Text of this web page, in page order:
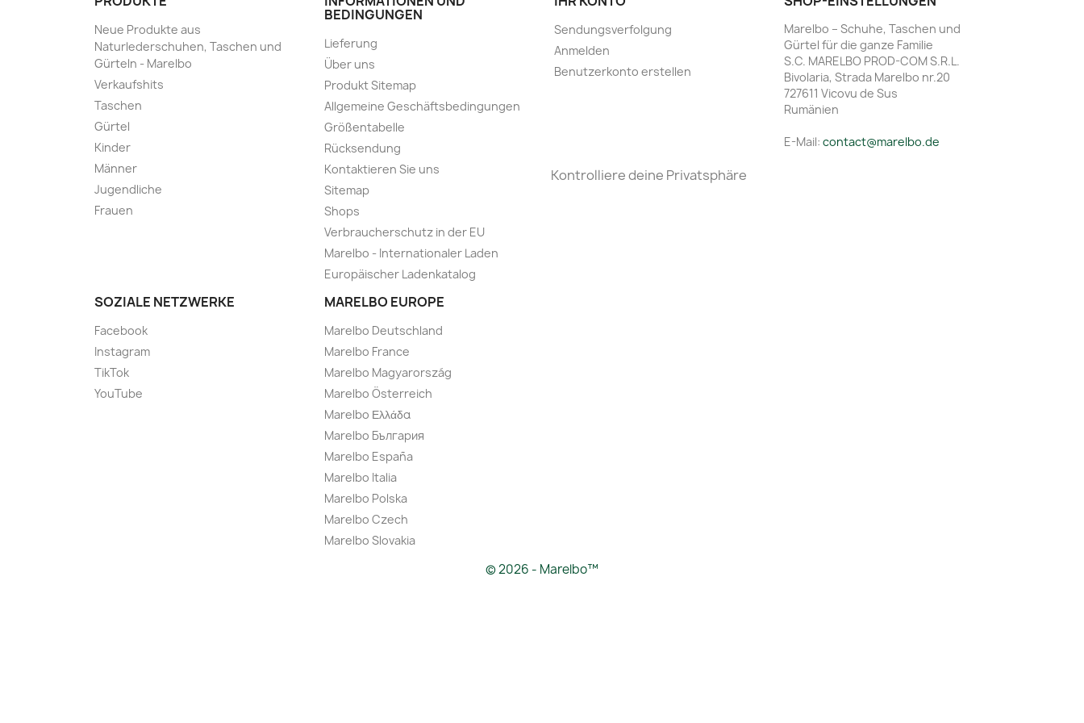
Neue Produkte aus
Naturlederschuhen, Taschen und
Gürteln - Marelbo
Verkaufshits
Taschen
Gürtel
Kinder
Männer
Jugendliche
Frauen
BEDINGUNGEN
Lieferung
Über uns
Produkt Sitemap
Allgemeine Geschäftsbedingungen
Größentabelle
Rücksendung
Kontaktieren Sie uns
Sitemap
Shops
Verbraucherschutz in der EU
Marelbo - Internationaler Laden
Europäischer Ladenkatalog
SOZIALE NETZWERKE
Facebook
Instagram
TikTok
YouTube
MARELBO EUROPE
Marelbo Deutschland
Marelbo France
Marelbo Magyarország
Marelbo Österreich
Marelbo Ελλάδα
Marelbo България
Marelbo España
Marelbo Italia
Marelbo Polska
Marelbo Czech
Marelbo Slovakia
Sendungsverfolgung
Anmelden
Benutzerkonto erstellen
Marelbo – Schuhe, Taschen und
Gürtel für die ganze Familie
S.C. MARELBO PROD-COM S.R.L.
Bivolaria, Strada Marelbo nr.20
727611 Vicovu de Sus
Rumänien
E-Mail: contact@marelbo.de
Kontrolliere deine Privatsphäre
© 2026 - Marelbo™